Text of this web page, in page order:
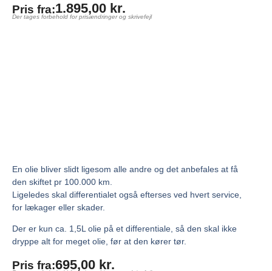
Pris fra:1.895,00 kr.
Der tages forbehold for prisændringer og skrivefejl
En olie bliver slidt ligesom alle andre og det anbefales at få
den skiftet pr 100.000 km.
Ligeledes skal differentialet også efterses ved hvert service,
for lækager eller skader.
Der er kun ca. 1,5L olie på et differentiale, så den skal ikke
dryppe alt for meget olie, før at den kører tør.
Pris fra:695,00 kr.